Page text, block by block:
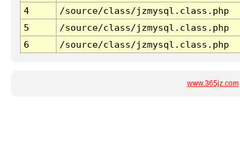
4
/source/class/jzmysql.class.php
5
/source/class/jzmysql.class.php
6
/source/class/jzmysql.class.php
www.365jz.com